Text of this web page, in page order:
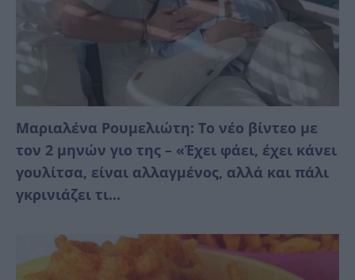
Μαριαλένα Ρουμελιώτη: Το νέο βίντεο με
τον 2 μηνών γιο της – «Έχει φάει, έχει κάνει
γουλίτσα, είναι αλλαγμένος, αλλά και πάλι
γκρινιάζει τι...